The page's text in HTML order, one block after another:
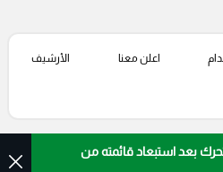
بعد استبعاد قائمته من
اعلن معنا الأرشيف